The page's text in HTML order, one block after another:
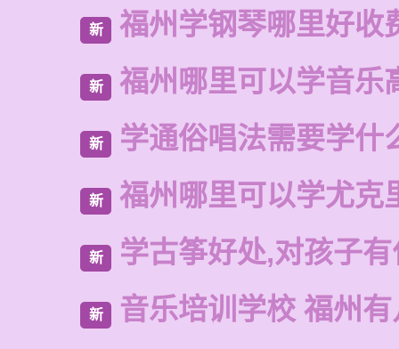
新 福州学钢琴哪里好收
新 福州哪里可以学音乐
新 学通俗唱法需要学什
新 福州哪里可以学尤克
新 学古筝好处,对孩子
新 音乐培训学校 福州